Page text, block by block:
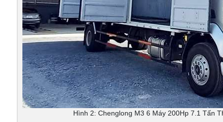
Hình 2: Chenglong M3 6 Máy 200Hp 7.1 Tấn